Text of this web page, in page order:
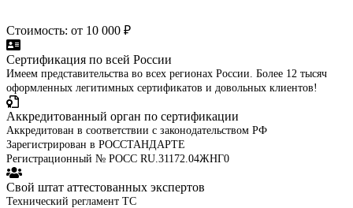
Стоимость: от 10 000 ₽
Сертификация по всей России
Имеем представительства во всех регионах России. Более 12 тысяч
оформленных легитимных сертификатов и довольных клиентов!
Аккредитованный орган по сертификации
Аккредитован в соответствии с законодательством РФ
Зарегистрирован в РОССТАНДАРТЕ
Регистрационный № РОСС RU.31172.04ЖНГ0
Свой штат аттестованных экспертов
Технический регламент ТС